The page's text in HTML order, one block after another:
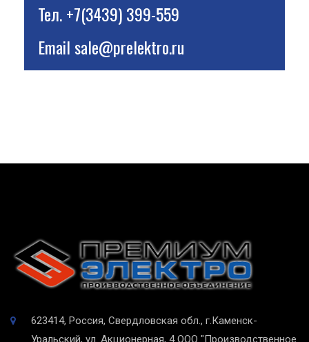
Тел.+7(3439) 399-559
Emailsale@prelektro.ru
623414, Россия, Свердловская обл., г.Каменск-
Уральский, ул. Акционерная, 4 ООО "Производственное